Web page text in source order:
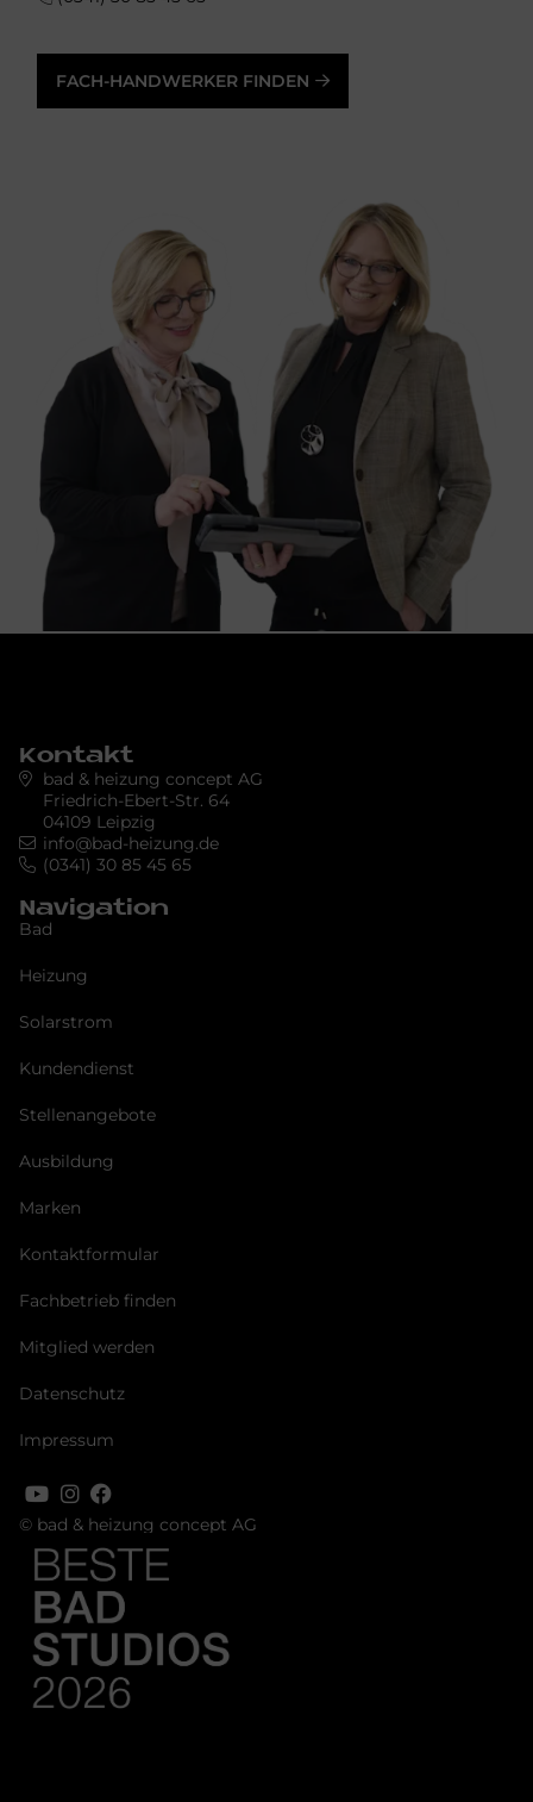
FACH-HANDWERKER FINDEN
© bad & heizung concept AG
Kontakt
bad & heizung concept AG
Friedrich-Ebert-Str. 64
04109 Leipzig
info@bad-heizung.de
(0341) 30 85 45 65
Navigation
Bad
Heizung
Solarstrom
Kundendienst
Stellenangebote
Ausbildung
Marken
Kontaktformular
Fachbetrieb finden
Mitglied werden
Datenschutz
Impressum